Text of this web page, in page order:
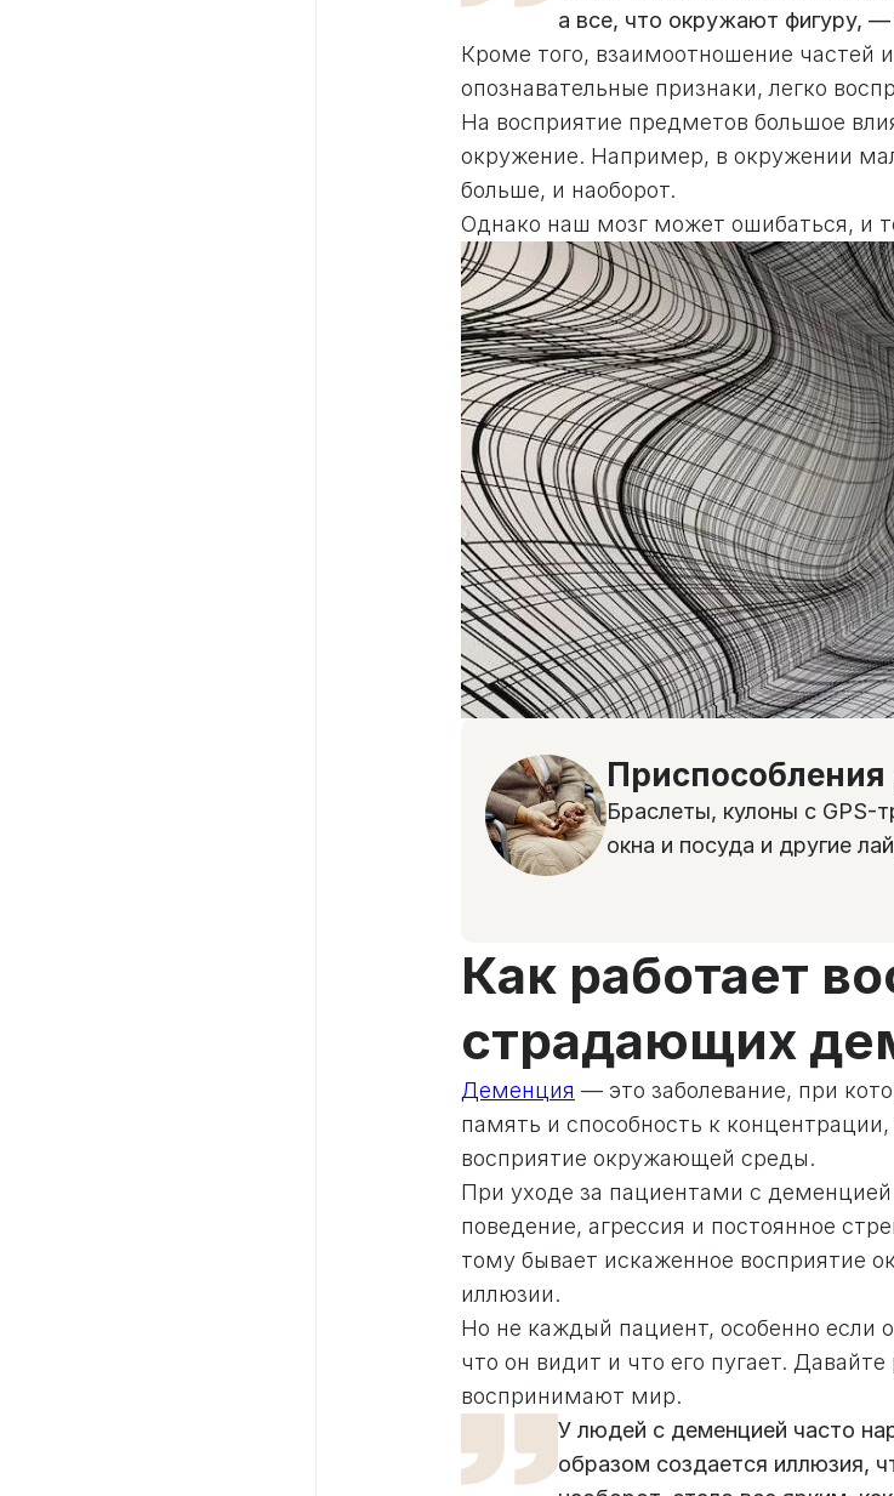
а все, что окружают фигуру,
Кроме того, взаимоотношение частей
опознавательные признаки, легко
На восприятие предметов большое
окружение. Например, в окружении
больше, и наоборот.
Однако наш мозг может ошибаться, и
Браслеты, кулоны с GPS-
окна и посуда и другие
Как работает
страдающих
Деменция — это заболевание, при
память и способность к
восприятие окружающей среды.
При уходе за пациентами с
поведение, агрессия и постоянное
тому бывает искаженное восприятие
иллюзии.
Но не каждый пациент, особенно если
что он видит и что его пугает.
воспринимают мир.
У людей с деменцией часто
образом создается иллюзия,